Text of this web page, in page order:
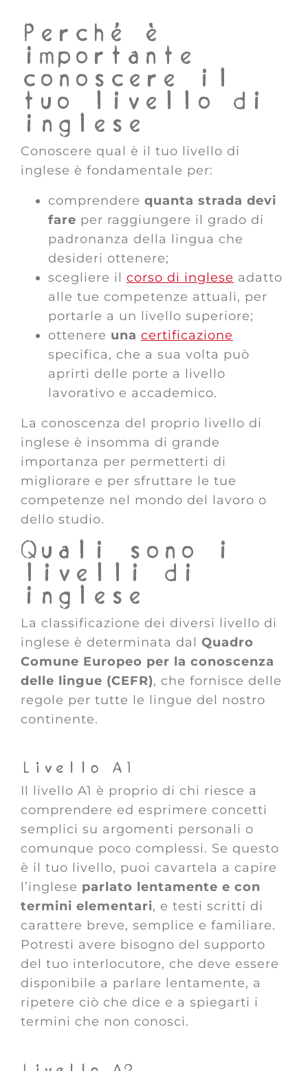
Perché è
importante
conoscere il
tuo livello di
inglese
Conoscere qual è il tuo livello di
inglese è fondamentale per:
comprendere quanta strada devi
fare per raggiungere il grado di
padronanza della lingua che
desideri ottenere;
scegliere il corso di inglese adatto
alle tue competenze attuali, per
portarle a un livello superiore;
ottenere una certificazione
specifica, che a sua volta può
aprirti delle porte a livello
lavorativo e accademico.
La conoscenza del proprio livello di
inglese è insomma di grande
importanza per permetterti di
migliorare e per sfruttare le tue
competenze nel mondo del lavoro o
dello studio.
Quali sono i
livelli di
inglese
La classificazione dei diversi livello di
inglese è determinata dal Quadro
Comune Europeo per la conoscenza
delle lingue (CEFR), che fornisce delle
regole per tutte le lingue del nostro
continente.
Livello A1
Il livello A1 è proprio di chi riesce a
comprendere ed esprimere concetti
semplici su argomenti personali o
comunque poco complessi. Se questo
è il tuo livello, puoi cavartela a capire
l’inglese parlato lentamente e con
termini elementari, e testi scritti di
carattere breve, semplice e familiare.
Potresti avere bisogno del supporto
del tuo interlocutore, che deve essere
disponibile a parlare lentamente, a
ripetere ciò che dice e a spiegarti i
termini che non conosci.